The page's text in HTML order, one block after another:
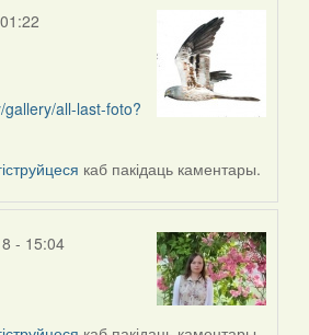
all-last-foto?
каб пакідаць каментары.
- 15:04